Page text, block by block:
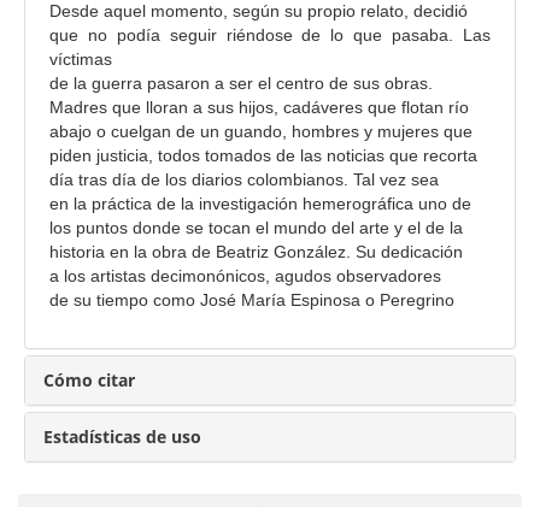
Desde aquel momento, según su propio relato, decidió
que no podía seguir riéndose de lo que pasaba. Las
víctimas
de la guerra pasaron a ser el centro de sus obras.
Madres que lloran a sus hijos, cadáveres que flotan río
abajo o cuelgan de un guando, hombres y mujeres que
piden justicia, todos tomados de las noticias que recorta
día tras día de los diarios colombianos. Tal vez sea
en la práctica de la investigación hemerográfica uno de
los puntos donde se tocan el mundo del arte y el de la
historia en la obra de Beatriz González. Su dedicación
a los artistas decimonónicos, agudos observadores
de su tiempo como José María Espinosa o Peregrino
Cómo citar
Estadísticas de uso